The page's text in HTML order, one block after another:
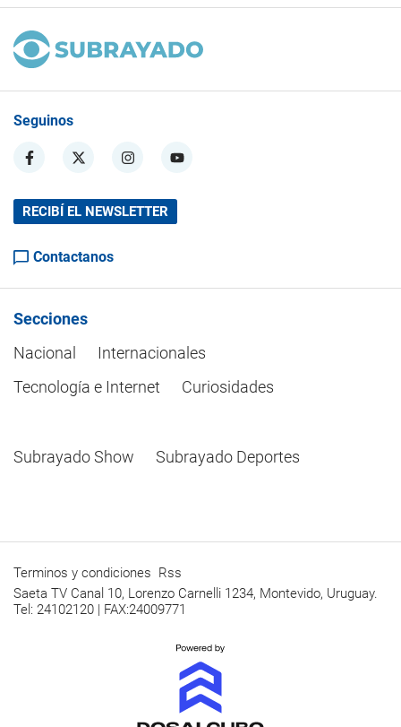
Seguinos
RECIBÍ EL NEWSLETTER
Contactanos
Secciones
Nacional
Internacionales
Tecnología e Internet
Curiosidades
Subrayado Show Subrayado Deportes
Terminos y condiciones Rss
Saeta TV Canal 10, Lorenzo Carnelli 1234, Montevido, Uruguay.
Tel: 24102120 | FAX:24009771